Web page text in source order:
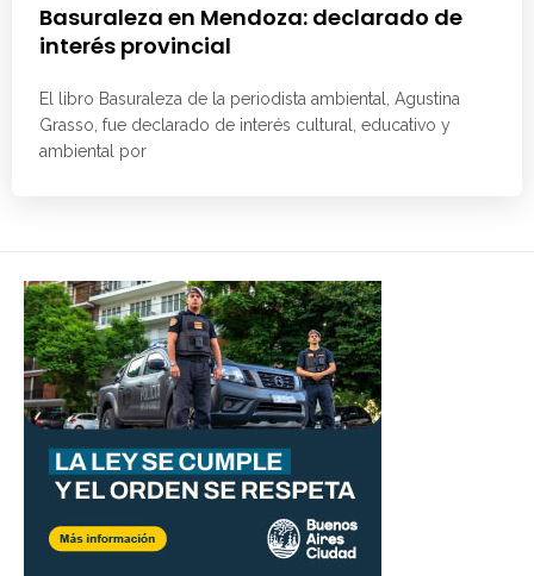
Basuraleza en Mendoza: declarado de
interés provincial
El libro Basuraleza de la periodista ambiental, Agustina
Grasso, fue declarado de interés cultural, educativo y
ambiental por